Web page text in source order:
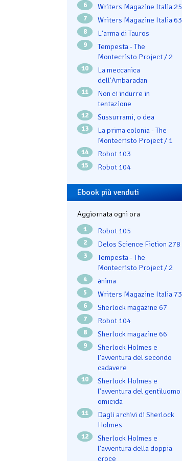
6 Writers Magazine Italia 25
7 Writers Magazine Italia 63
8 L'arma di Tauros
9
Tempesta - The
Montecristo Project / 2
10
La meccanica
dell'Ambaradan
11
Non ci indurre in
tentazione
12 Sussurrami, o dea
13
La prima colonia - The
Montecristo Project / 1
14 Robot 103
15 Robot 104
Ebook più venduti
Aggiornata ogni ora
1 Robot 105
2 Delos Science Fiction 278
3
Tempesta - The
Montecristo Project / 2
4 ənima
5 Writers Magazine Italia 73
6 Sherlock magazine 67
7 Robot 104
8 Sherlock magazine 66
9
Sherlock Holmes e
l'avventura del secondo
cadavere
10
Sherlock Holmes e
l’avventura del gentiluomo
omicida
11
Dagli archivi di Sherlock
Holmes
12
Sherlock Holmes e
l’avventura della doppia
croce